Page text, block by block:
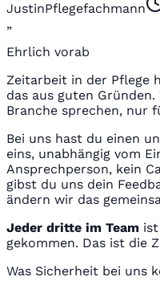
JustinPflegefachmann
„
Ehrlich vorab
Zeitarbeit in der Pflege
das aus guten
Branche sprechen, nur
Bei uns hast du einen
eins, unabhängig vom
Ansprechperson, kein
gibst du uns dein
ändern wir das
Jeder dritte im Team
gekommen. Das ist die
Was Sicherheit bei uns